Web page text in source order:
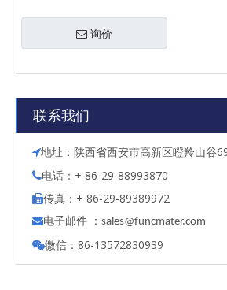
询价
联系我们
地址：陕西省西安市高新区瞪羚山谷
电话：+ 86-29-88993870
传真：+ 86-29-89389972
电子邮件 ： sales@funcmater.com
微信：86-13572830939